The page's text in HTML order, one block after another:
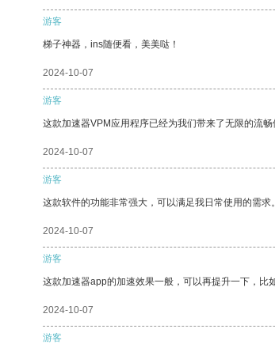
游客
梯子神器，ins随便看，美美哒！
2024-10-07
游客
这款加速器VPM应用程序已经为我们带来了无限的流畅
2024-10-07
游客
这款软件的功能非常强大，可以满足我日常使用的需求。
2024-10-07
游客
这款加速器app的加速效果一般，可以再提升一下，比
2024-10-07
游客